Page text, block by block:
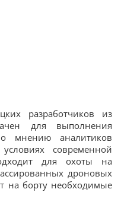
разработчиков из
для выполнения
мнению аналитиков
современной
для охоты на
дроновых
на борту необходимые